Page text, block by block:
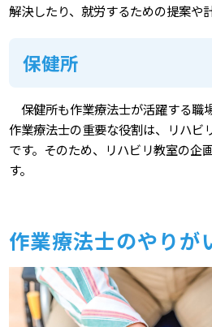
解決したり、就労するための提案や
保健所
保健所も作業療法士が活躍する職
作業療法士の重要な役割は、リハビ
です。そのため、リハビリ教室の企
す。
作業療法士のやりが